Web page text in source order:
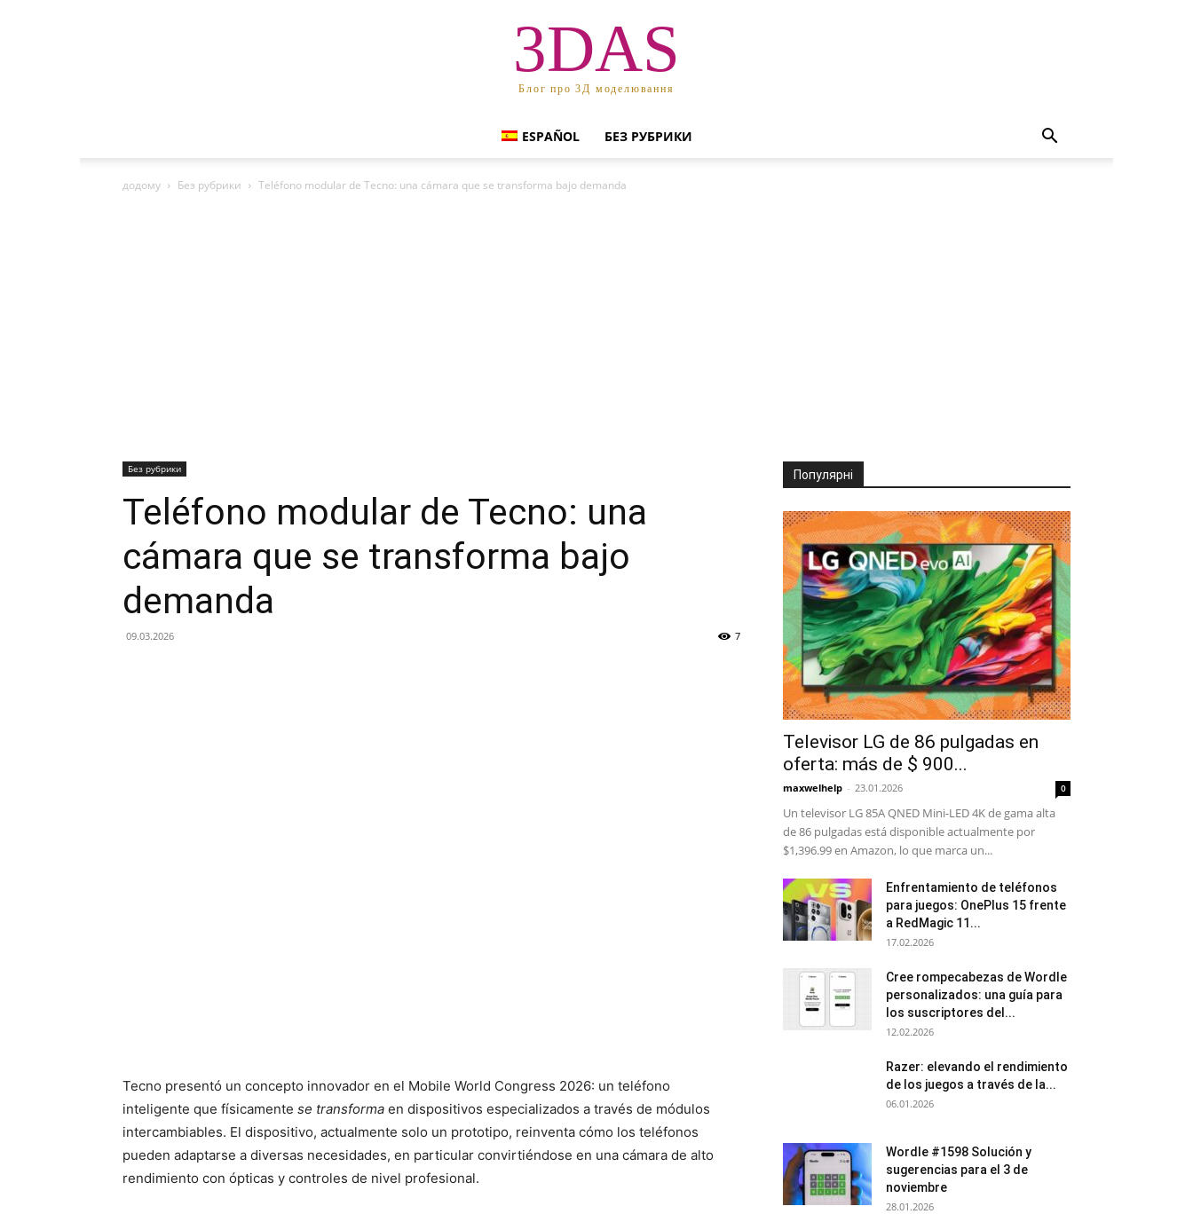
3DAS
Блог про 3Д моделювання
ESPAÑOL БЕЗ РУБРИКИ
додому Без рубрики Teléfono modular de Tecno: una cámara que se transforma bajo demanda
Без рубрики
Teléfono modular de Tecno: una
cámara que se transforma bajo
demanda
09.03.2026 7
Tecno presentó un concepto innovador en el Mobile World Congress 2026: un teléfono
inteligente que físicamente se transforma en dispositivos especializados a través de módulos
intercambiables. El dispositivo, actualmente solo un prototipo, reinventa cómo los teléfonos
pueden adaptarse a diversas necesidades, en particular convirtiéndose en una cámara de alto
rendimiento con ópticas y controles de nivel profesional.
Популярні
Televisor LG de 86 pulgadas en
oferta: más de $ 900...
maxwelhelp - 23.01.2026 0
Un televisor LG 85A QNED Mini-LED 4K de gama alta
de 86 pulgadas está disponible actualmente por
$1,396.99 en Amazon, lo que marca un...
Enfrentamiento de teléfonos
para juegos: OnePlus 15 frente
a RedMagic 11...
17.02.2026
Cree rompecabezas de Wordle
personalizados: una guía para
los suscriptores del...
12.02.2026
Razer: elevando el rendimiento
de los juegos a través de la...
06.01.2026
Wordle #1598 Solución y
sugerencias para el 3 de
noviembre
28.01.2026